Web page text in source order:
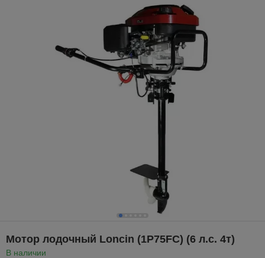
Мотор лодочный Loncin (1P75FC) (6 л.с. 4т)
В наличии